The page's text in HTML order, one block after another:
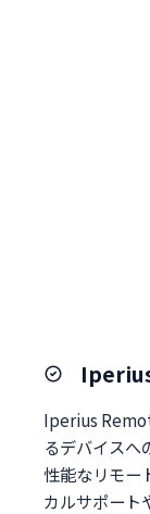
Iperius
るデバイスへ
性能なリモー
カルサポート